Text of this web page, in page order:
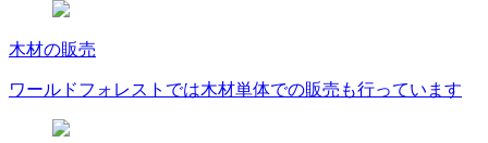
木材の販売
ワールドフォレストでは木材単体での販売も行っています